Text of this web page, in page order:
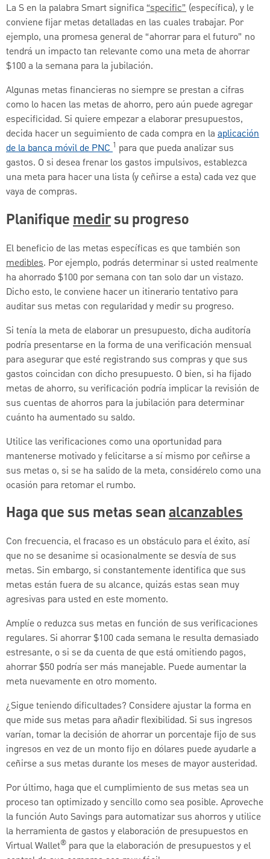
La S en la palabra Smart significa “specific” (específica), y le
conviene fijar metas detalladas en las cuales trabajar. Por
ejemplo, una promesa general de “ahorrar para el futuro” no
tendrá un impacto tan relevante como una meta de ahorrar
$100 a la semana para la jubilación.
Algunas metas financieras no siempre se prestan a cifras
como lo hacen las metas de ahorro, pero aún puede agregar
especificidad. Si quiere empezar a elaborar presupuestos,
decida hacer un seguimiento de cada compra en la aplicación
de la banca móvil de PNC1 para que pueda analizar sus
gastos. O si desea frenar los gastos impulsivos, establezca
una meta para hacer una lista (y ceñirse a esta) cada vez que
vaya de compras.
Planifiquemedirsu progreso
El beneficio de las metas específicas es que también son
medibles. Por ejemplo, podrás determinar si usted realmente
ha ahorrado $100 por semana con tan solo dar un vistazo.
Dicho esto, le conviene hacer un itinerario tentativo para
auditar sus metas con regularidad y medir su progreso.
Si tenía la meta de elaborar un presupuesto, dicha auditoría
podría presentarse en la forma de una verificación mensual
para asegurar que esté registrando sus compras y que sus
gastos coincidan con dicho presupuesto. O bien, si ha fijado
metas de ahorro, su verificación podría implicar la revisión de
sus cuentas de ahorros para la jubilación para determinar
cuánto ha aumentado su saldo.
Utilice las verificaciones como una oportunidad para
mantenerse motivado y felicitarse a sí mismo por ceñirse a
sus metas o, si se ha salido de la meta, considérelo como una
ocasión para retomar el rumbo.
Haga que sus metas seanalcanzables
Con frecuencia, el fracaso es un obstáculo para el éxito, así
que no se desanime si ocasionalmente se desvía de sus
metas. Sin embargo, si constantemente identifica que sus
metas están fuera de su alcance, quizás estas sean muy
agresivas para usted en este momento.
Amplíe o reduzca sus metas en función de sus verificaciones
regulares. Si ahorrar $100 cada semana le resulta demasiado
estresante, o si se da cuenta de que está omitiendo pagos,
ahorrar $50 podría ser más manejable. Puede aumentar la
meta nuevamente en otro momento.
¿Sigue teniendo dificultades? Considere ajustar la forma en
que mide sus metas para añadir flexibilidad. Si sus ingresos
varían, tomar la decisión de ahorrar un porcentaje fijo de sus
ingresos en vez de un monto fijo en dólares puede ayudarle a
ceñirse a sus metas durante los meses de mayor austeridad.
Por último, haga que el cumplimiento de sus metas sea un
proceso tan optimizado y sencillo como sea posible. Aproveche
la función Auto Savings para automatizar sus ahorros y utilice
la herramienta de gastos y elaboración de presupuestos en
Virtual Wallet® para que la elaboración de presupuestos y el